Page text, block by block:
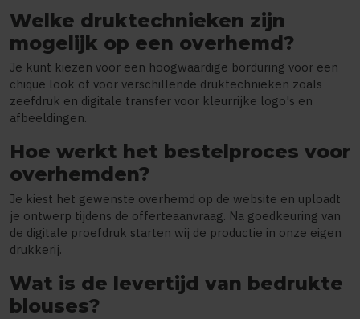
Welke druktechnieken zijn
mogelijk op een overhemd?
Je kunt kiezen voor een hoogwaardige borduring voor een
chique look of voor verschillende druktechnieken zoals
zeefdruk en digitale transfer voor kleurrijke logo's en
afbeeldingen.
Hoe werkt het bestelproces voor
overhemden?
Je kiest het gewenste overhemd op de website en uploadt
je ontwerp tijdens de offerteaanvraag. Na goedkeuring van
de digitale proefdruk starten wij de productie in onze eigen
drukkerij.
Wat is de levertijd van bedrukte
blouses?